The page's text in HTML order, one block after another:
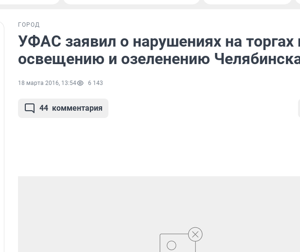
ГОРОД
УФАС заявил о нарушениях на торгах
освещению и озеленению
18 марта 2016, 13:54 6 143
44 комментария